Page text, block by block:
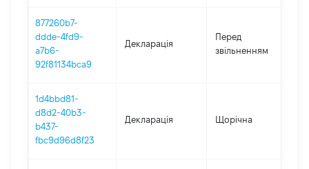
877260b7-
ddde-4fd9-
a7b6-
92f81134bca9
Декларація
Перед
звільненням
1d4bbd81-
d8d2-40b3-
b437-
fbc9d96d8f23
Декларація Щорічна